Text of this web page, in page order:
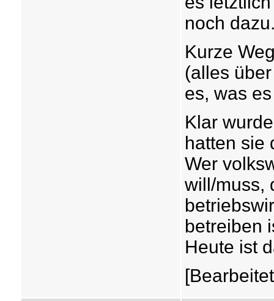
noch
Kurze
(alles
es, was
Klar
hatten sie
Wer
will/muss,
betreiben
Heute ist